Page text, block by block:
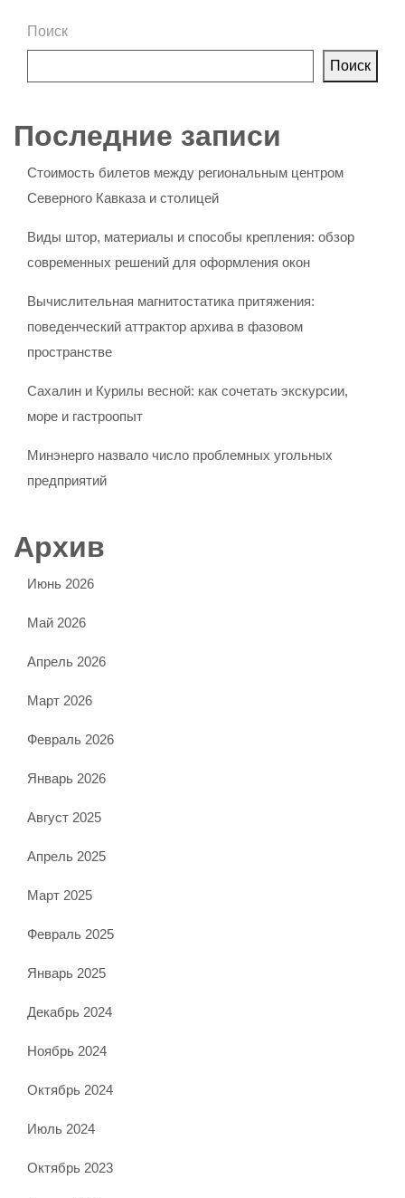
Поиск
Поиск
Последние записи
Стоимость билетов между региональным центром
Северного Кавказа и столицей
Виды штор, материалы и способы крепления: обзор
современных решений для оформления окон
Вычислительная магнитостатика притяжения:
поведенческий аттрактор архива в фазовом
пространстве
Сахалин и Курилы весной: как сочетать экскурсии,
море и гастроопыт
Минэнерго назвало число проблемных угольных
предприятий
Архив
Июнь 2026
Май 2026
Апрель 2026
Март 2026
Февраль 2026
Январь 2026
Август 2025
Апрель 2025
Март 2025
Февраль 2025
Январь 2025
Декабрь 2024
Ноябрь 2024
Октябрь 2024
Июль 2024
Октябрь 2023